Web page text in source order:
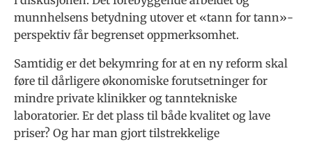
munnhelsens betydning utover et «tann for tann»-
perspektiv får begrenset oppmerksomhet.
Samtidig er det bekymring for at en ny reform skal
føre til dårligere økonomiske forutsetninger for
mindre private klinikker og tanntekniske
laboratorier. Er det plass til både kvalitet og lave
priser? Og har man gjort tilstrekkelige